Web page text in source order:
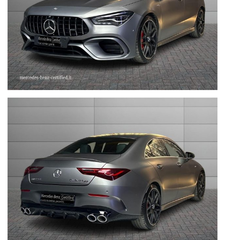
- UN RECAPITO TELEFONICO
- IN CASO DI AUTO DA DARE IN PERMUTA (MODELLO, ANNO DI
IMMATRICOLAZIONE, KM)
STEFAUTO S.P.A.BOLOGNA
VIA BENTINI, 111
sales@stefauto.it - www.stefauto.it
--------------------------------------------------------------------------
Stefauto S.p.a. declina ogni responsabilità per eventuali non
conformità relative ad equipaggiamento, omologazioni anti
inquinamento, accessori, ecc. pubblicate nei diversi portali.
Dette informazioni che non rappresentano in alcun modo un
impegno contrattuale in quanto non ci è possibile intervenire su
eventuali errori di stampa.